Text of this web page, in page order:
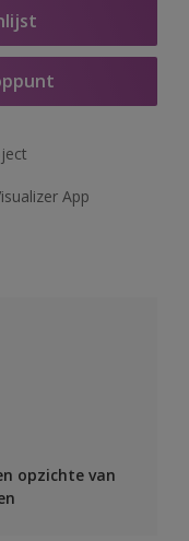
App
opzichte van